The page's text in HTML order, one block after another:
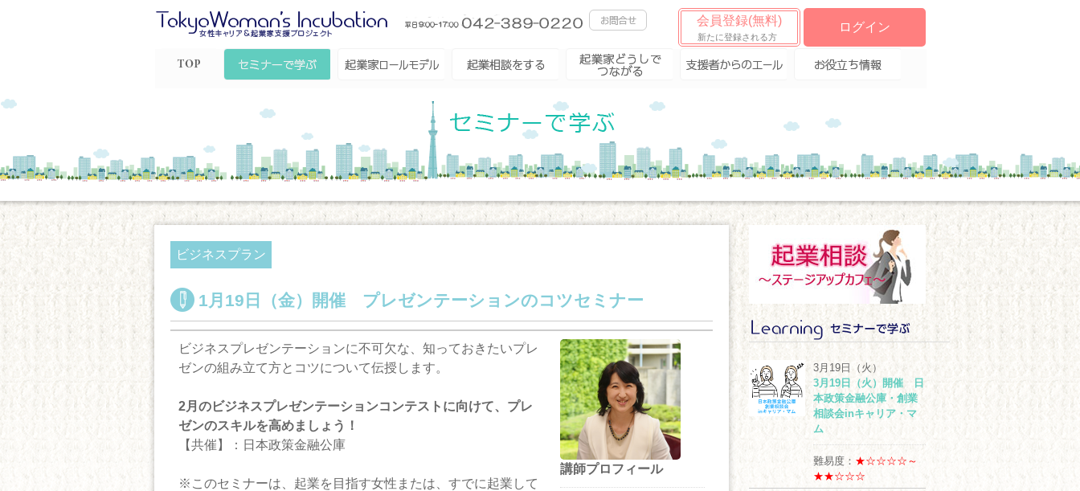
会員登録(無料)
新たに登録される方
ログイン
つながる
ビジネスプラン
1月19日（金）開催 プレゼンテーションのコツセミナー
ビジネスプレゼンテーションに不可欠な、知っておきたいプレ
ゼンの組み立て方とコツについて伝授します。
2月のビジネスプレゼンテーションコンテストに向けて、プレ
ゼンのスキルを高めましょう！
【共催】：日本政策金融公庫
※このセミナーは、起業を目指す女性または、すでに起業して
講師プロフィール
3月19日（火）
3月19日（火）開催 日
本政策金融公庫・創業
相談会inキャリア・マ
ム
難易度： ★☆☆☆☆～
★★☆☆☆